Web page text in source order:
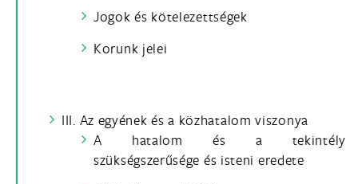
Jogok és kötelezettségek
Korunk jelei
III. Az egyének és a közhatalom viszonya
A hatalom és a tekintély
szükségszerűsége és isteni eredete